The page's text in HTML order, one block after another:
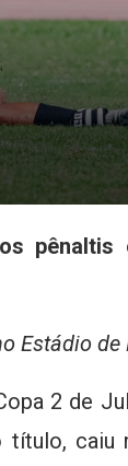
pênaltis
Estádio de
2 de
título, caiu